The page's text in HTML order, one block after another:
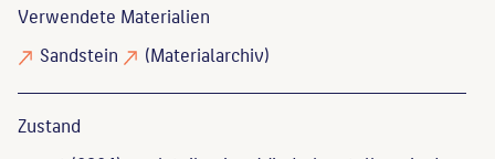
Verwendete Materialien
Sandstein
(Materialarchiv)
Zustand